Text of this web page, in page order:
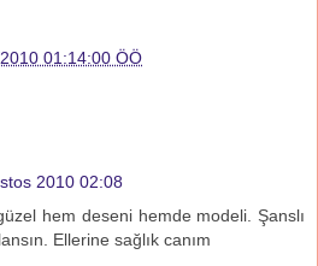
01:14:00 ÖÖ
2010 02:08
hem deseni hemde modeli. Şanslı
Ellerine sağlık canım